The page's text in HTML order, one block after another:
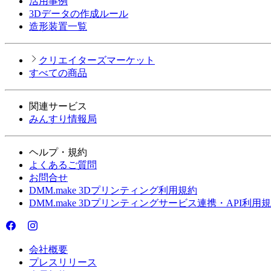
3Dデータの作成ルール
造形装置一覧
クリエイターズマーケット
すべての商品
関連サービス
みんすり情報局
ヘルプ・規約
よくあるご質問
お問合せ
DMM.make 3Dプリンティング利用規約
DMM.make 3Dプリンティングサービス連携・API利用
会社概要
プレスリリース